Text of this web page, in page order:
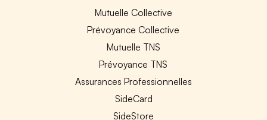
Mutuelle Collective
Prévoyance Collective
Mutuelle TNS
Prévoyance TNS
Assurances Professionnelles
SideCard
SideStore